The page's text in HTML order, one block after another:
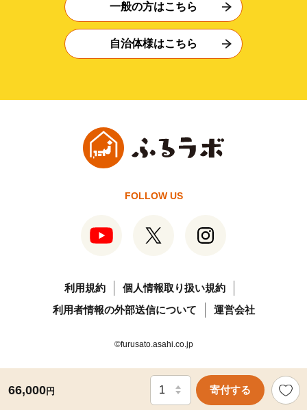
66,000円 寄付する
一般の方はこちら
自治体様はこちら
FOLLOW US
利用規約
個人情報取り扱い規約
利用者情報の外部送信について
運営会社
©furusato.asahi.co.jp